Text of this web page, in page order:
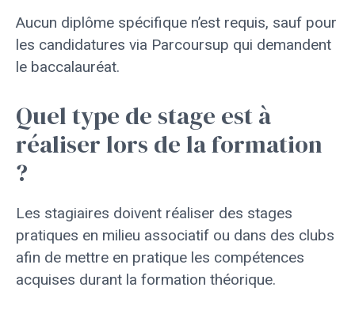
Aucun diplôme spécifique n’est requis, sauf pour
les candidatures via Parcoursup qui demandent
le baccalauréat.
Quel type de stage est à
réaliser lors de la formation
?
Les stagiaires doivent réaliser des stages
pratiques en milieu associatif ou dans des clubs
afin de mettre en pratique les compétences
acquises durant la formation théorique.